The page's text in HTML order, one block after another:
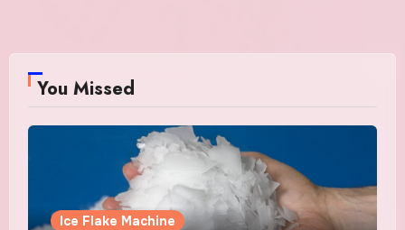
You Missed
Ice Flake Machine